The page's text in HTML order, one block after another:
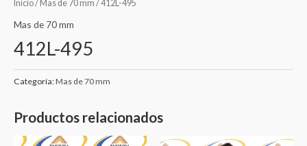
Inicio/ Mas de 70 mm / 412L-495
Mas de 70 mm
412L-495
Categoría:Mas de 70 mm
Productos relacionados